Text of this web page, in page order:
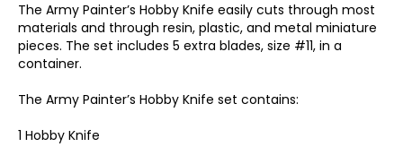
The Army Painter’s Hobby Knife easily cuts through most
materials and through resin, plastic, and metal miniature
pieces. The set includes 5 extra blades, size #11, in a
container.
The Army Painter’s Hobby Knife set contains:
1 Hobby Knife